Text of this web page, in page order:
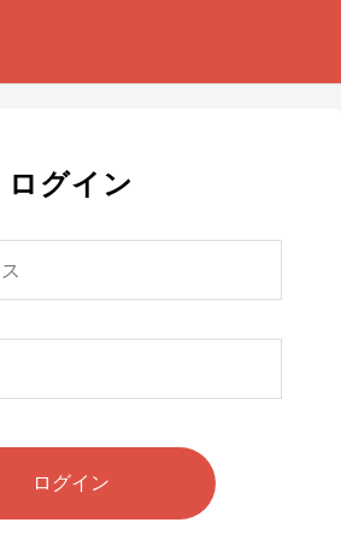
ログイン
ログイン